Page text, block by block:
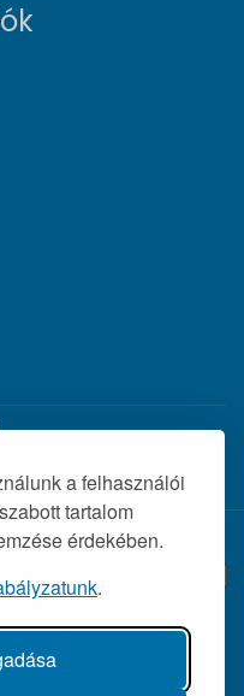
a felhasználói
tartalom
érdekében.
.